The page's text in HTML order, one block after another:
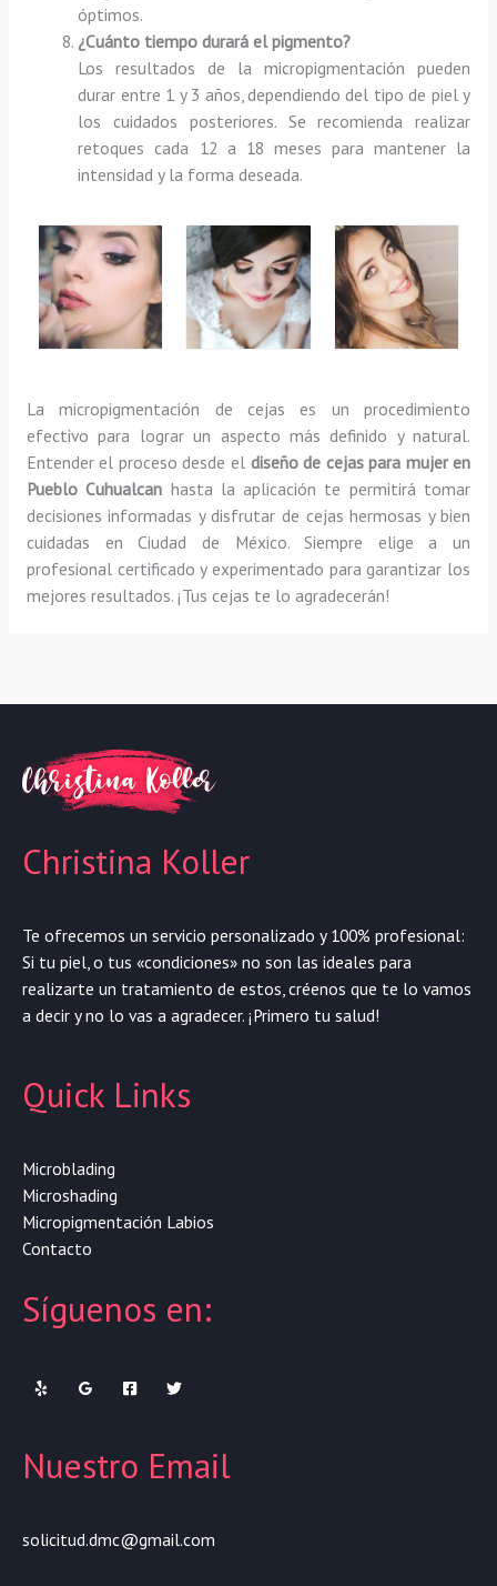
óptimos.
¿Cuánto tiempo durará el pigmento?
Los resultados de la micropigmentación pueden
durar entre 1 y 3 años, dependiendo del tipo de piel y
los cuidados posteriores. Se recomienda realizar
retoques cada 12 a 18 meses para mantener la
intensidad y la forma deseada.
La micropigmentación de cejas es un procedimiento
efectivo para lograr un aspecto más definido y natural.
Entender el proceso desde el diseño de cejas para mujer en
Pueblo Cuhualcan hasta la aplicación te permitirá tomar
decisiones informadas y disfrutar de cejas hermosas y bien
cuidadas en Ciudad de México. Siempre elige a un
profesional certificado y experimentado para garantizar los
mejores resultados. ¡Tus cejas te lo agradecerán!
Christina Koller
Te ofrecemos un servicio personalizado y 100% profesional:
Si tu piel, o tus «condiciones» no son las ideales para
realizarte un tratamiento de estos, créenos que te lo vamos
a decir y no lo vas a agradecer. ¡Primero tu salud!
Quick Links
Microblading
Microshading
Micropigmentación Labios
Contacto
Síguenos en:
Nuestro Email
solicitud.dmc@gmail.com